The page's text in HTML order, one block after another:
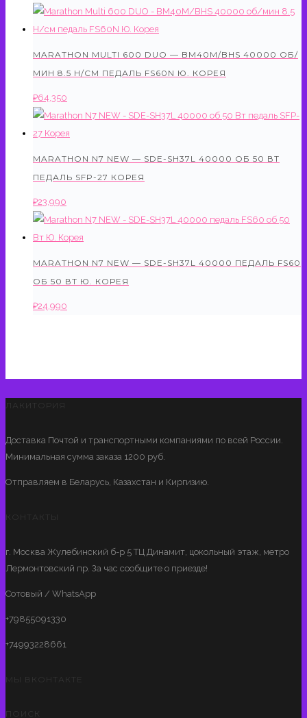
цена
составляла
цена:
₽18,990.
MARATHON MULTI 600 DUO — BM40M/BHS 40000 ОБ/
МИН 8.5 Н/СМ ПЕДАЛЬ FS60N Ю. КОРЕЯ
₽64,350
MARATHON N7 NEW — SDE-SH37L 40000 ОБ 50 ВТ
ПЕДАЛЬ SFP-27 КОРЕЯ
₽23,990
MARATHON N7 NEW — SDE-SH37L 40000 ПЕДАЛЬ FS60
ОБ 50 ВТ Ю. КОРЕЯ
₽24,990
ЛАКИТОРИЯ
Доставка Почтой и транспортными компаниями по всей России.
Минимальная сумма заказа 1200 руб.
Отправляем в Беларусь, Казахстан и Киргизию.
КОНТАКТЫ
г. Москва Жулебинский б-р 5 ТЦ Динамит, цокольный этаж, метро
Лермонтовский пр. За час сообщите о приезде!
Сотовый / WhatsApp
+79855091330
+74993228661
МЫ ВКОНТАКТЕ
ПОИСК